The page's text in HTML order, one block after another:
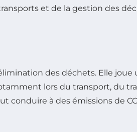
et de la gestion des
des déchets. Elle joue
lors du transport, du
à des émissions de